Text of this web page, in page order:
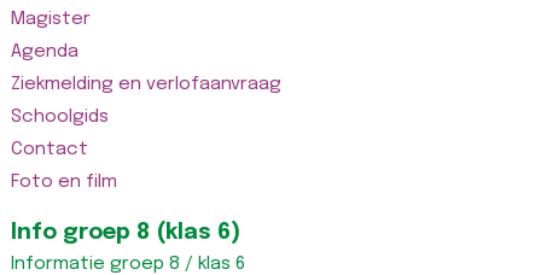
Magister
Agenda
Ziekmelding en verlofaanvraag
Schoolgids
Contact
Foto en film
Info groep 8 (klas 6)
Informatie groep 8 / klas 6